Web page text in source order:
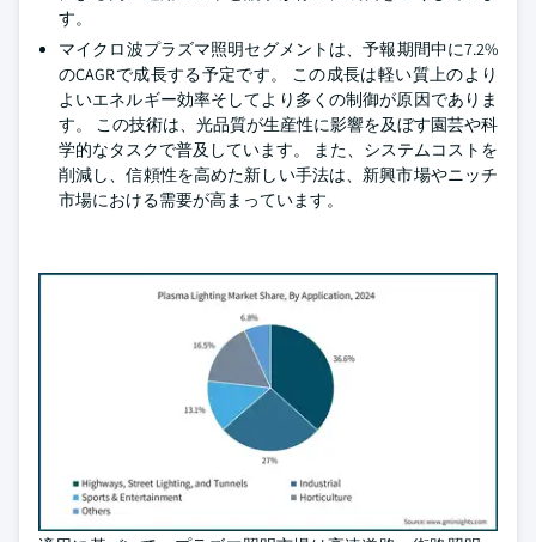
す。
マイクロ波プラズマ照明セグメントは、予報期間中に7.2%
のCAGRで成長する予定です。 この成長は軽い質上のより
よいエネルギー効率そしてより多くの制御が原因でありま
す。 この技術は、光品質が生産性に影響を及ぼす園芸や科
学的なタスクで普及しています。 また、システムコストを
削減し、信頼性を高めた新しい手法は、新興市場やニッチ
市場における需要が高まっています。